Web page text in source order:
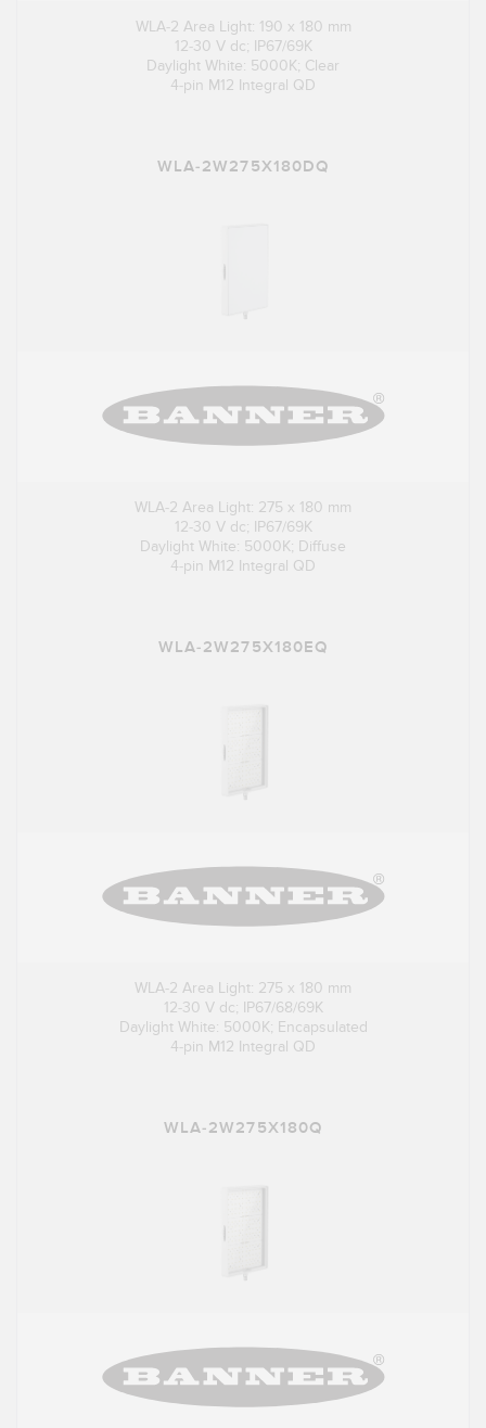
WLA-2 Area Light: 190 x 180 mm
12-30 V dc; IP67/69K
Daylight White: 5000K; Clear
4-pin M12 Integral QD
WLA-2W275X180DQ
WLA-2 Area Light: 275 x 180 mm
12-30 V dc; IP67/69K
Daylight White: 5000K; Diffuse
4-pin M12 Integral QD
WLA-2W275X180EQ
WLA-2 Area Light: 275 x 180 mm
12-30 V dc; IP67/68/69K
Daylight White: 5000K; Encapsulated
4-pin M12 Integral QD
WLA-2W275X180Q